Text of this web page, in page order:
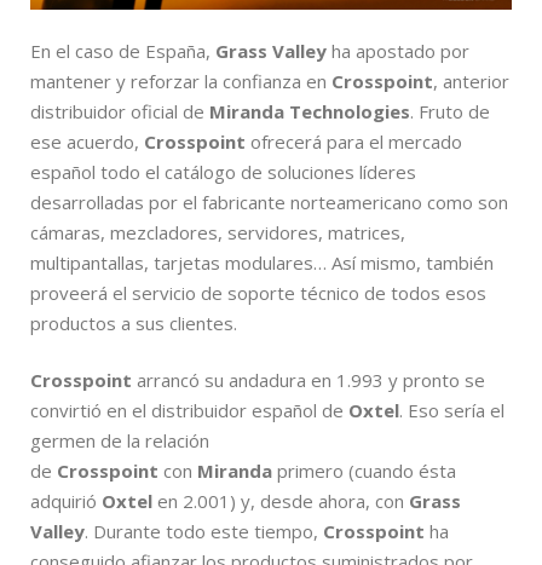
En el caso de España, Grass Valley ha apostado por
mantener y reforzar la confianza en Crosspoint, anterior
distribuidor oficial de Miranda Technologies. Fruto de
ese acuerdo, Crosspoint ofrecerá para el mercado
español todo el catálogo de soluciones líderes
desarrolladas por el fabricante norteamericano como son
cámaras, mezcladores, servidores, matrices,
multipantallas, tarjetas modulares… Así mismo, también
proveerá el servicio de soporte técnico de todos esos
productos a sus clientes.
Crosspoint arrancó su andadura en 1.993 y pronto se
convirtió en el distribuidor español de Oxtel. Eso sería el
germen de la relación
de Crosspoint con Miranda primero (cuando ésta
adquirió Oxtel en 2.001) y, desde ahora, con Grass
Valley. Durante todo este tiempo, Crosspoint ha